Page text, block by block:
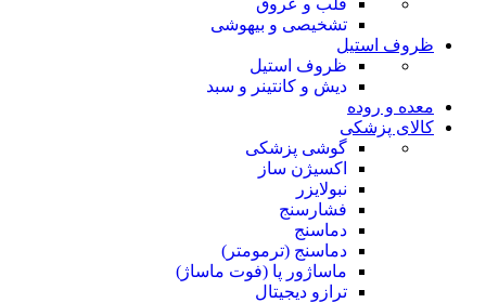
قلب و عروق
تشخیصی و بیهوشی
ظروف استیل
ظروف استیل
دیش و کانتینر و سبد
معده و روده
کالای پزشکی
گوشی پزشکی
اکسیژن ساز
نبولایزر
فشارسنج
دماسنج
دماسنج (ترمومتر)
ماساژور پا (فوت ماساژ)
ترازو دیجیتال